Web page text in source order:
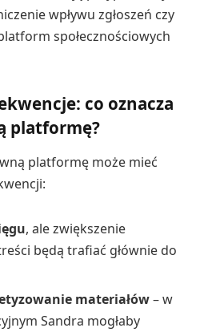
wpływu zgłoszeń czy
społecznościowych
co oznacza
platformę?
platformę może mieć
, ale zwiększenie
będą trafiać głównie do
materiałów– w
Sandra mogłaby